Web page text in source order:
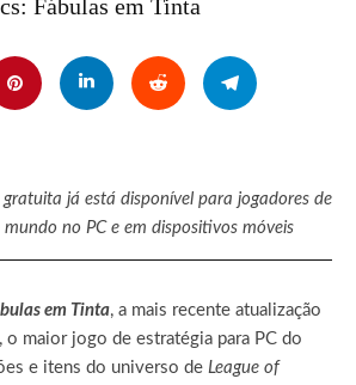
Fábulas em Tinta
já está disponível para jogadores de
no PC e em dispositivos móveis
em Tinta, a mais recente atualização
, o maior jogo de estratégia para PC do
e itens do universo de League of